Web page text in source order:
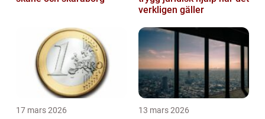
verkligen gäller
17 mars 2026 13 mars 2026